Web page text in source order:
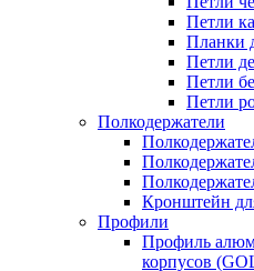
Петли
Планки
Петли
Петли
Петли
Полкодержатели
Кронштейн
Профили
Профиль
корпусов